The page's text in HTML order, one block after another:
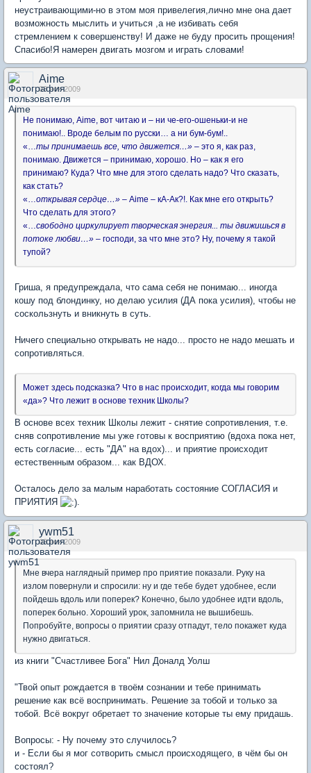
неустраивающими-но в этом моя привелегия,лично мне она дает
возможность мыслить и учиться ,а не избивать себя
стремлением к совершенству! И даже не буду просить прощения!
Спасибо!Я намерен двигать мозгом и играть словами!
Aime
03 ноя 2009
Не понимаю, Aime, вот читаю и – ни че-его-ошеньки-и не
понимаю!.. Вроде белым по русски… а ни бум-бум!..
«… ты принимаешь все, что движется…» – это я, как раз,
понимаю. Движется – принимаю, хорошо. Но – как я его
принимаю? Куда? Что мне для этого сделать надо? Что сказать,
как стать?
«… открывая сердце…» – Aime – кА-Ак?!. Как мне его открыть?
Что сделать для этого?
«… свободно циркулирует творческая энергия... ты движишься в
потоке любви…» – господи, за что мне это? Ну, почему я такой
тупой?
Гриша, я предупреждала, что сама себя не понимаю... иногда
кошу под блондинку, но делаю усилия (ДА пока усилия), чтобы не
соскользнуть и вникнуть в суть.
Ничего специально открывать не надо... просто не надо мешать и
сопротивляться.
Может здесь подсказка? Что в нас происходит, когда мы говорим
«да»? Что лежит в основе техник Школы?
В основе всех техник Школы лежит - снятие сопротивления, т.е.
сняв сопротивление мы уже готовы к восприятию (вдоха пока нет,
есть согласие... есть "ДА" на вдох)... и приятие происходит
естественным образом... как ВДОХ.
Осталось дело за малым наработать состояние СОГЛАСИЯ и
ПРИЯТИЯ
ywm51
03 ноя 2009
Мне вчера наглядный пример про приятие показали. Руку на
излом повернули и спросили: ну и где тебе будет удобнее, если
пойдешь вдоль или поперек? Конечно, было удобнее идти вдоль,
поперек больно. Хороший урок, запомнила не вышибешь.
Попробуйте, вопросы о приятии сразу отпадут, тело покажет куда
нужно двигаться.
из книги "Счастливее Бога" Нил Доналд Уолш
"Твой опыт рождается в твоём сознании и тебе принимать
решение как всё воспринимать. Решение за тобой и только за
тобой. Всё вокруг обретает то значение которые ты ему придашь.
Вопросы: - Ну почему это случилось?
и - Если бы я мог сотворить смысл происходящего, в чём бы он
состоял?